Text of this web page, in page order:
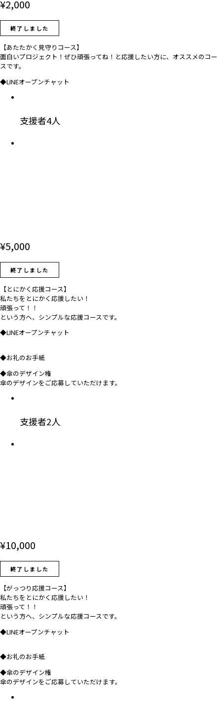
¥2,000
終了しました
【あたたかく見守りコース】
面白いプロジェクト！ぜひ頑張ってね！と応援したい方に、オススメのコー
スです。
◆LINEオープンチャット
支援者4人
¥5,000
終了しました
【とにかく応援コース】
私たちをとにかく応援したい！
頑張って！！
という方へ、シンプルな応援コースです。
◆LINEオープンチャット
◆お礼のお手紙
◆傘のデザイン権
傘のデザインをご応募していただけます。
支援者2人
¥10,000
終了しました
【がっつり応援コース】
私たちをとにかく応援したい！
頑張って！！
という方へ、シンプルな応援コースです。
◆LINEオープンチャット
◆お礼のお手紙
◆傘のデザイン権
傘のデザインをご応募していただけます。